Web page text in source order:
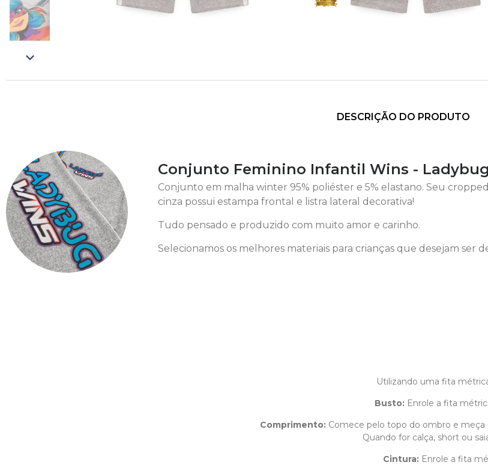
DESCRIÇÃO DO PRODUTO
Conjunto Feminino Infantil Wins - Ladybug
Conjunto em malha winter 95% poliéster e 5% elastano. Seu
cinza possui estampa frontal e listra lateral decorativa!
Tudo pensado e produzido com muito amor e carinho.
Selecionamos os melhores materiais para crianças que desejam ser
Utilizando uma fita
Busto: Enrole a fita
Comprimento: Comece pelo topo do ombro e
Quando for calça, short ou
Cintura: Enrole a fita